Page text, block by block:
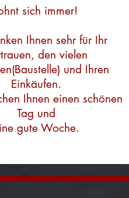
sich immer!
Ihnen sehr für Ihr
den vielen
und Ihren
Einkäufen.
Ihnen einen schönen
Tag und
gute Woche.